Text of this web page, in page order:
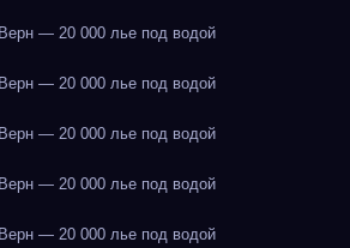
— 20 000 лье под водой
— 20 000 лье под водой
— 20 000 лье под водой
— 20 000 лье под водой
— 20 000 лье под водой